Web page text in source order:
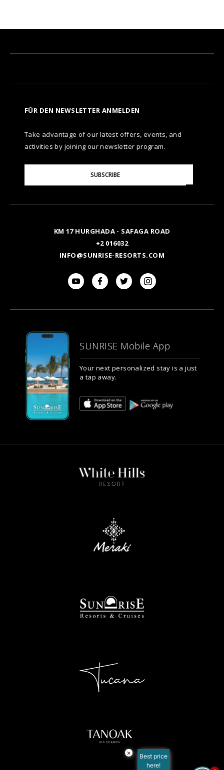
FÜR DEN NEWSLETTER ANMELDEN
Take advantage of our latest offers, events, and
activities by joining our newsletter program.
Your
SUBSCRIBE
KM 17 HURGHADA - SAFAGA ROAD
+2 016032
INFO@SUNRISE-RESORTS.COM
SUNRISE Mobile App
Your next personalized stay is a just
a tap away.
×
Best price
here!